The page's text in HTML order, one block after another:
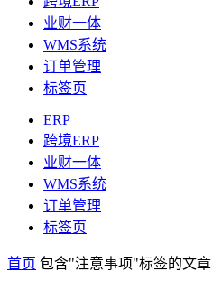
业财一体
WMS系统
订单管理
标签页
ERP
跨境ERP
业财一体
WMS系统
订单管理
标签页
首页 包含"注意事项"标签的文章